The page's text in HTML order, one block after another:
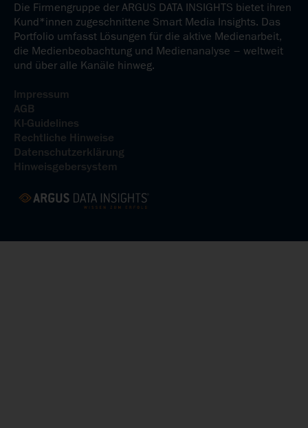
Die Firmengruppe der ARGUS DATA INSIGHTS bietet ihren
Kund*innen zugeschnittene Smart Media Insights. Das
Portfolio umfasst Lösungen für die aktive Medienarbeit,
die Medienbeobachtung und Medienanalyse – weltweit
und über alle Kanäle hinweg.
Impressum
AGB
KI-Guidelines
Rechtliche Hinweise
Datenschutzerklärung
Hinweisgebersystem